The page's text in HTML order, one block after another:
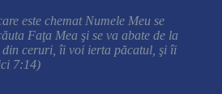
este chemat Numele Meu se
Faţa Mea şi se va abate de la
ceruri, îi voi ierta păcatul, şi îi
7:14)